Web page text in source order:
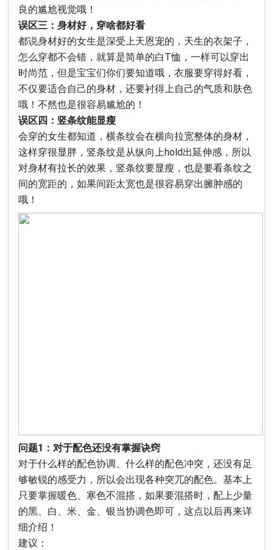
良的尴尬视觉哦！
误区三：身材好，穿啥都好看
都说身材好的女生是深受上天恩宠的，天生的衣架子，
怎么穿都不会错，就算是简单的白T恤，一样可以穿出
时尚范，但是宝宝们你们要知道哦，衣服要穿得好看，
不仅要适合自己的身材，还要衬得上自己的气质和肤色
哦！不然也是很容易尴尬的！
误区四：竖条纹能显瘦
会穿的女生都知道，横条纹会在横向拉宽整体的身材，
这样穿很显胖，竖条纹是从纵向上hold出延伸感，所以
对身材有拉长的效果，竖条纹要显瘦，也是要看条纹之
间的宽距的，如果间距太宽也是很容易穿出臃肿感的
哦！
问题1：对于配色还没有掌握诀窍
对于什么样的配色协调、什么样的配色冲突，还没有足
够敏锐的感受力，所以会出现各种突兀的配色。基本上
只要掌握暖色、寒色不混搭，如果要混搭时，配上少量
的黑、白、米、金、银当协调色即可，这点以后再来详
细介绍！
建议：